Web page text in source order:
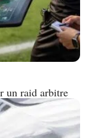
un raid arbitre